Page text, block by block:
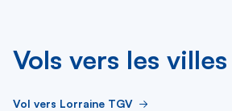
Vols vers les
Vol vers Lorraine TGV